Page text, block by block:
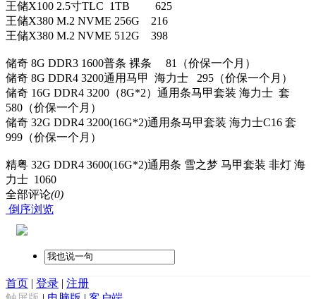
王储X100 2.5寸TLC 1TB 625
王储X380 M.2 NVME 256G 216
王储X380 M.2 NVME 512G 398
储奇 8G DDR3 1600普条 裸条 81（价保一个月）
储奇 8G DDR4 3200通用马甲 海力士 295（价保一个月）
储奇 16G DDR4 3200（8G*2）通用条马甲套装 海力士 套
580（价保一个月）
储奇 32G DDR4 3200(16G*2)通用条马甲套装 海力士C16 套
999（价保一个月）
精粤 32G DDR4 3600(16G*2)通用条 雪之梦 马甲套装 非灯 海
力士 1060
全部评论(0)
倒序浏览
首页 | 登录 | 注册